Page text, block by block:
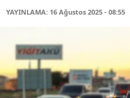
YAYINLAMA: 16 Ağustos 2025 - 08:55